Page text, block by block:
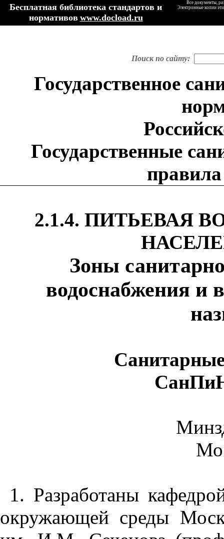
Бесплатная библиотека стандартов и
нормативов www.docload.ru
Все документы,
Электронные копии
Поиск по сайту:
Государственное
Государственные
2.1.4. ПИТЬЕВАЯ
Зоны
водоснабжения и
1. Разработаны
окружающей среды